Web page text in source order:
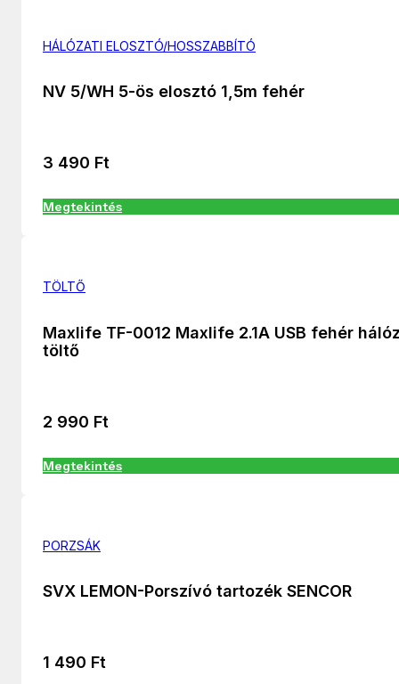
HÁLÓZATI ELOSZTÓ/HOSSZABBÍTÓ
NV 5/WH 5-ös elosztó 1,5m fehér
3 490 Ft
Megtekintés
TÖLTŐ
Maxlife TF-0012 Maxlife 2.1A USB fehér
töltő
2 990 Ft
Megtekintés
PORZSÁK
SVX LEMON-Porszívó tartozék SENCOR
1 490 Ft